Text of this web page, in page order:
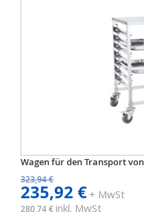
Wagen für den Transport
323,94 €
235,92 €+ MwSt
280,74 € inkl. MwSt